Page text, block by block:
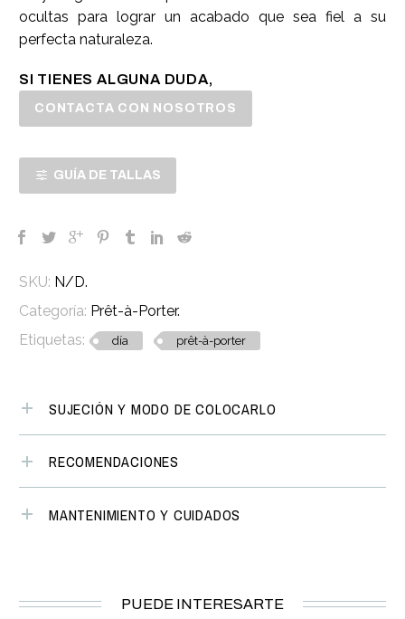
ocultas para lograr un acabado que sea fiel a su
perfecta naturaleza.
SI TIENES ALGUNA DUDA,
CONTACTA CON NOSOTROS
GUÍA DE TALLAS
SKU: N/D.
Categoría: Prêt-à-Porter.
Etiquetas:
día prêt-à-porter
SUJECIÓN Y MODO DE COLOCARLO
RECOMENDACIONES
MANTENIMIENTO Y CUIDADOS
PUEDE INTERESARTE